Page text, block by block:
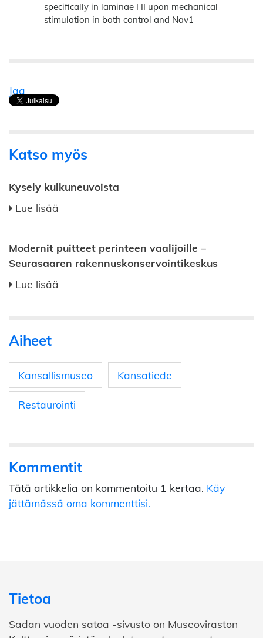
specifically in laminae I II upon mechanical
stimulation in both control and Nav1
Jaa
Katso myös
Kysely kulkuneuvoista
Lue lisää
Modernit puitteet perinteen vaalijoille –
Seurasaaren rakennuskonservointikeskus
Lue lisää
Aiheet
Kansallismuseo Kansatiede
Restaurointi
Kommentit
Tätä artikkelia on kommentoitu 1 kertaa. Käy
jättämässä oma kommenttisi.
Tietoa
Sadan vuoden satoa -sivusto on Museoviraston